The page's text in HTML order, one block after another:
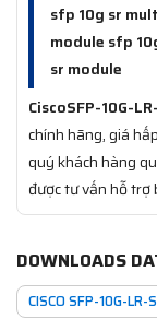
sfp 10g sr
module sfp
sr module
CiscoSFP-10G-
chính hãng, giá
quý khách hàng
được tư vấn hỗ
DOWNLOADS
CISCO SFP-10G-